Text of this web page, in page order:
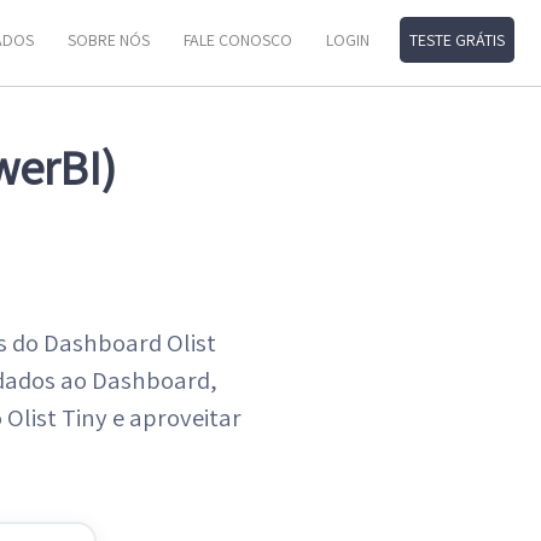
SOBRE NÓS FALE CONOSCO LOGIN TESTE GRÁTIS
do Dashboard Olist
ao Dashboard,
Tiny e aproveitar